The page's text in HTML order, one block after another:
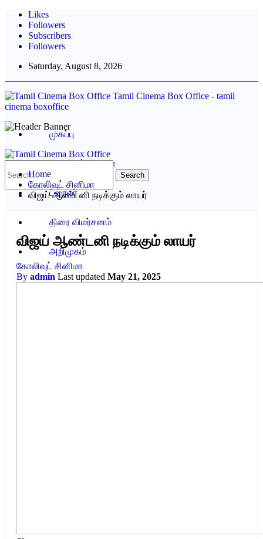
Likes
Followers
Subscribers
Followers
Saturday, August 8, 2026
Tamil Cinema Box Office - tamil
cinema boxoffice
முகப்பு
கோலிவுட் சினிமா
ட்ரைலர்
திரை விமர்சனம்
அறிமுகம்
Home
கோலிவுட் சினிமா
விஜய் ஆண்டனி நடிக்கும் லாயர்
விஜய் ஆண்டனி நடிக்கும் லாயர்
கோலிவுட் சினிமா
By admin Last updated May 21, 2025